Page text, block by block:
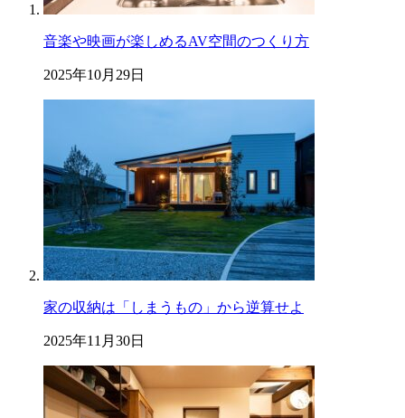
音楽や映画が楽しめるAV空間のつくり方
2025年10月29日
家の収納は「しまうもの」から逆算せよ
2025年11月30日